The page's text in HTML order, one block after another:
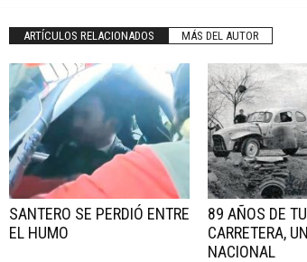
ARTÍCULOS RELACIONADOS MÁS DEL AUTOR
SANTERO SE PERDIÓ ENTRE
EL HUMO
89 AÑOS DE
CARRETERA,
NACIONAL